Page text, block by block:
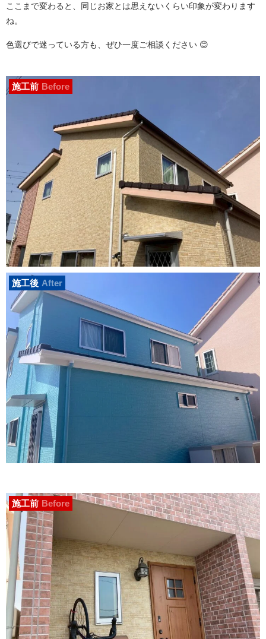
ここまで変わると、同じお家とは思えないくらい印象が変わります
ね。
色選びで迷っている方も、ぜひ一度ご相談ください 😊
施工前 Before
施工後 After
施工前 Before